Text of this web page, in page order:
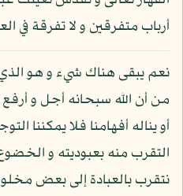
أرباب متفرقين و لا تفرقة في
نعم يبقى هناك شيء و هو الذي
من أن الله سبحانه أجل و
أو يناله أفهامنا فلا يمكننا
التقرب منه بعبوديته و
نتقرب بالعبادة إلى بعض